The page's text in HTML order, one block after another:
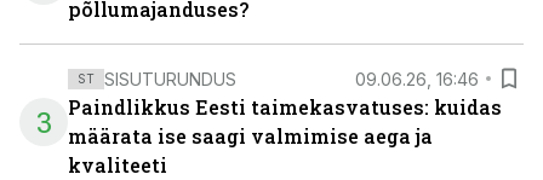
põllumajanduses?
3
ST SISUTURUNDUS 09.06.26, 16:46
Paindlikkus Eesti taimekasvatuses: kuidas
määrata ise saagi valmimise aega ja
kvaliteeti